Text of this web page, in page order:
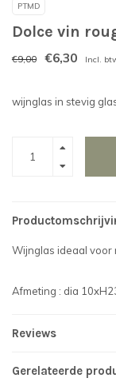
PTMD
Dolce vin
€9,00 €6,30 Incl.
wijnglas in stevig
Wijnglas ideaal voor
Afmeting : dia
Reviews
Gerelateerde